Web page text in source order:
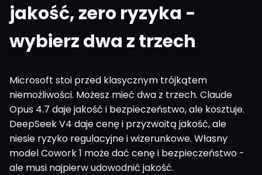
jakość, zero ryzyka -
wybierz dwa z trzech
Microsoft stoi przed klasycznym trójkątem
niemożliwości. Możesz mieć dwa z trzech. Claude
Opus 4.7 daje jakość i bezpieczeństwo, ale kosztuje.
DeepSeek V4 daje cenę i przyzwoitą jakość, ale
niesie ryzyko regulacyjne i wizerunkowe. Własny
model Cowork 1 może dać cenę i bezpieczeństwo -
ale musi najpierw udowodnić jakość.